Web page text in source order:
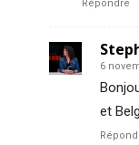
Répondre
6
et